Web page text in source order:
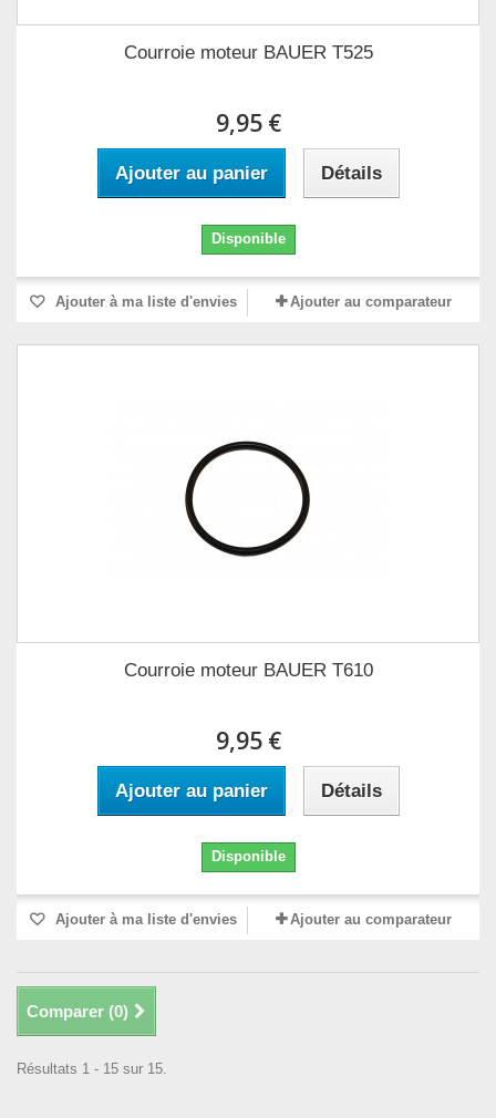
Courroie moteur BAUER T525
9,95 €
Ajouter au panier Détails
Disponible
Ajouter à ma liste d'envies Ajouter au comparateur
Courroie moteur BAUER T610
9,95 €
Ajouter au panier Détails
Disponible
Ajouter à ma liste d'envies Ajouter au comparateur
Comparer (0)
Résultats 1 - 15 sur 15.